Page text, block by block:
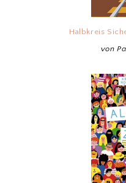
Halbkreis
von